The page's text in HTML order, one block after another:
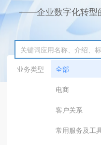
——企业数字化转型
业务类型
全部
电商
客户关系
常用服务及工